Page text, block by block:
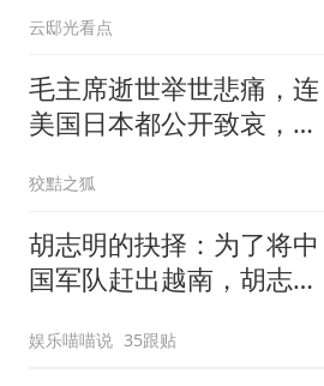
云邸光看点
毛主席逝世举世悲痛，连
美国日本都公开致哀，唯
狡黠之狐
胡志明的抉择：为了将中
国军队赶出越南，胡志明
娱乐喵喵说 35跟贴